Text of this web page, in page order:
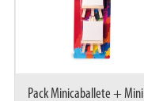
Pack Minicaballete + Mini